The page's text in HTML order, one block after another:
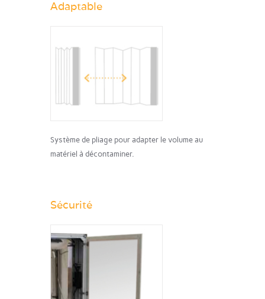
Adaptable
Système de pliage pour adapter le volume au
matériel à décontaminer.
Sécurité